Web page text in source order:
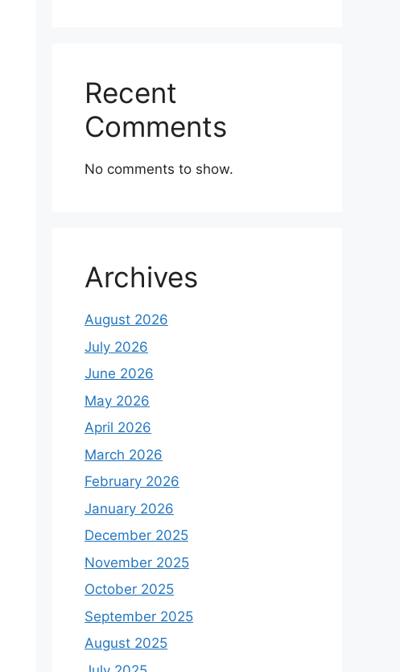
Recent
Comments
No comments to show.
Archives
August 2026
July 2026
June 2026
May 2026
April 2026
March 2026
February 2026
January 2026
December 2025
November 2025
October 2025
September 2025
August 2025